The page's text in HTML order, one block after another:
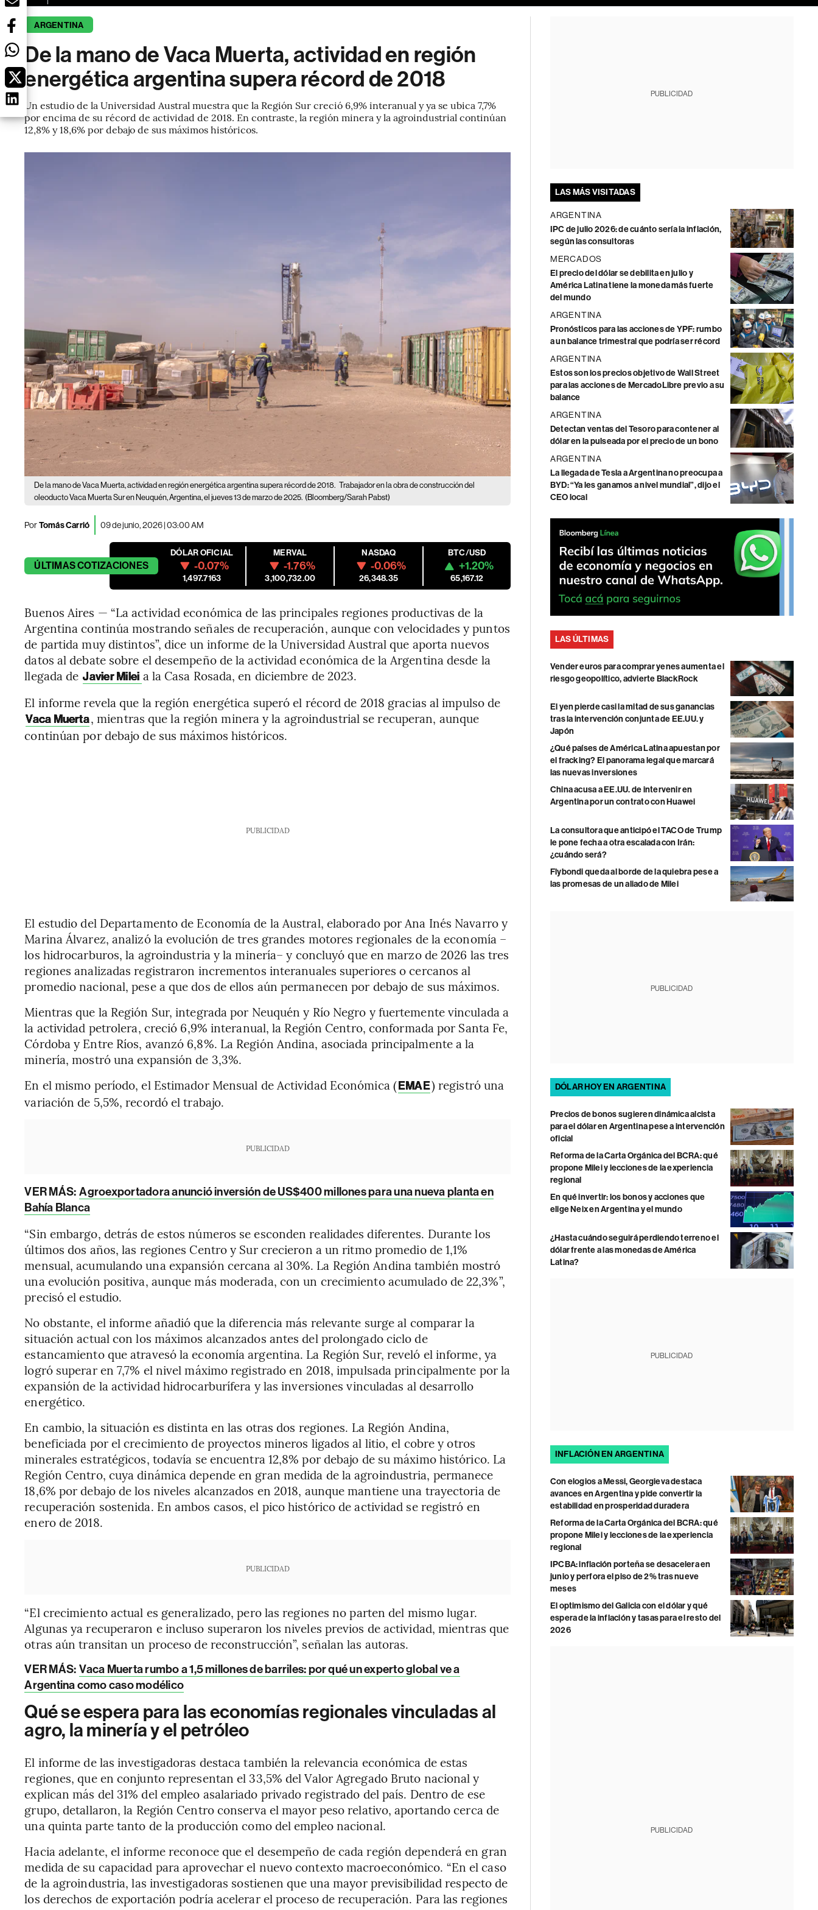
ARGENTINA
De la mano de Vaca Muerta, actividad en región
energética argentina supera récord de 2018
Un estudio de la Universidad Austral muestra que la Región Sur creció 6,9% interanual y ya se ubica 7,7%
por encima de su récord de actividad de 2018. En contraste, la región minera y la agroindustrial continúan
12,8% y 18,6% por debajo de sus máximos históricos.
De la mano de Vaca Muerta, actividad en región energética argentina supera récord de 2018. Trabajador en la obra de construcción del
oleoducto Vaca Muerta Sur en Neuquén, Argentina, el jueves 13 de marzo de 2025. (Bloomberg/Sarah Pabst)
PorTomás Carrió 09 de junio, 2026 | 03:00 AM
ÚLTIMASCOTIZACIONES
DÓLAR OFICIAL
-0.07%
1,497.7163
MERVAL
-1.76%
3,100,732.00
NASDAQ
-0.06%
26,348.35
BTC/USD
+1.20%
65,167.12
Buenos Aires — “La actividad económica de las principales regiones productivas de la
Argentina continúa mostrando señales de recuperación, aunque con velocidades y puntos
de partida muy distintos”, dice un informe de la Universidad Austral que aporta nuevos
datos al debate sobre el desempeño de la actividad económica de la Argentina desde la
llegada de Javier Milei a la Casa Rosada, en diciembre de 2023.
El informe revela que la región energética superó el récord de 2018 gracias al impulso de
Vaca Muerta, mientras que la región minera y la agroindustrial se recuperan, aunque
continúan por debajo de sus máximos históricos.
PUBLICIDAD
El estudio del Departamento de Economía de la Austral, elaborado por Ana Inés Navarro y
Marina Álvarez, analizó la evolución de tres grandes motores regionales de la economía –
los hidrocarburos, la agroindustria y la minería– y concluyó que en marzo de 2026 las tres
regiones analizadas registraron incrementos interanuales superiores o cercanos al
promedio nacional, pese a que dos de ellos aún permanecen por debajo de sus máximos.
Mientras que la Región Sur, integrada por Neuquén y Río Negro y fuertemente vinculada a
la actividad petrolera, creció 6,9% interanual, la Región Centro, conformada por Santa Fe,
Córdoba y Entre Ríos, avanzó 6,8%. La Región Andina, asociada principalmente a la
minería, mostró una expansión de 3,3%.
En el mismo período, el Estimador Mensual de Actividad Económica (EMAE) registró una
variación de 5,5%, recordó el trabajo.
PUBLICIDAD
VER MÁS: Agroexportadora anunció inversión de US$400 millones para una nueva planta en
Bahía Blanca
“Sin embargo, detrás de estos números se esconden realidades diferentes. Durante los
últimos dos años, las regiones Centro y Sur crecieron a un ritmo promedio de 1,1%
mensual, acumulando una expansión cercana al 30%. La Región Andina también mostró
una evolución positiva, aunque más moderada, con un crecimiento acumulado de 22,3%”,
precisó el estudio.
No obstante, el informe añadió que la diferencia más relevante surge al comparar la
situación actual con los máximos alcanzados antes del prolongado ciclo de
estancamiento que atravesó la economía argentina. La Región Sur, reveló el informe, ya
logró superar en 7,7% el nivel máximo registrado en 2018, impulsada principalmente por la
expansión de la actividad hidrocarburífera y las inversiones vinculadas al desarrollo
energético.
En cambio, la situación es distinta en las otras dos regiones. La Región Andina,
beneficiada por el crecimiento de proyectos mineros ligados al litio, el cobre y otros
minerales estratégicos, todavía se encuentra 12,8% por debajo de su máximo histórico. La
Región Centro, cuya dinámica depende en gran medida de la agroindustria, permanece
18,6% por debajo de los niveles alcanzados en 2018, aunque mantiene una trayectoria de
recuperación sostenida. En ambos casos, el pico histórico de actividad se registró en
enero de 2018.
PUBLICIDAD
“El crecimiento actual es generalizado, pero las regiones no parten del mismo lugar.
Algunas ya recuperaron e incluso superaron los niveles previos de actividad, mientras que
otras aún transitan un proceso de reconstrucción”, señalan las autoras.
VER MÁS: Vaca Muerta rumbo a 1,5 millones de barriles: por qué un experto global ve a
Argentina como caso modélico
Qué se espera para las economías regionales vinculadas al
agro, la minería y el petróleo
El informe de las investigadoras destaca también la relevancia económica de estas
regiones, que en conjunto representan el 33,5% del Valor Agregado Bruto nacional y
explican más del 31% del empleo asalariado privado registrado del país. Dentro de ese
grupo, detallaron, la Región Centro conserva el mayor peso relativo, aportando cerca de
una quinta parte tanto de la producción como del empleo nacional.
Hacia adelante, el informe reconoce que el desempeño de cada región dependerá en gran
medida de su capacidad para aprovechar el nuevo contexto macroeconómico. “En el caso
de la agroindustria, las investigadoras sostienen que una mayor previsibilidad respecto de
los derechos de exportación podría acelerar el proceso de recuperación. Para las regiones
PUBLICIDAD
LAS MÁS VISITADAS
ARGENTINA
IPC de julio 2026: de cuánto sería la inflación,
según las consultoras
MERCADOS
El precio del dólar se debilita en julio y
América Latina tiene la moneda más fuerte
del mundo
ARGENTINA
Pronósticos para las acciones de YPF: rumbo
a un balance trimestral que podría ser récord
ARGENTINA
Estos son los precios objetivo de Wall Street
para las acciones de MercadoLibre previo a su
balance
ARGENTINA
Detectan ventas del Tesoro para contener al
dólar en la pulseada por el precio de un bono
ARGENTINA
La llegada de Tesla a Argentina no preocupa a
BYD: “Ya les ganamos a nivel mundial”, dijo el
CEO local
LAS ÚLTIMAS
Vender euros para comprar yenes aumenta el
riesgo geopolítico, advierte BlackRock
El yen pierde casi la mitad de sus ganancias
tras la intervención conjunta de EE.UU. y
Japón
¿Qué países de América Latina apuestan por
el fracking? El panorama legal que marcará
las nuevas inversiones
China acusa a EE.UU. de intervenir en
Argentina por un contrato con Huawei
La consultora que anticipó el TACO de Trump
le pone fecha a otra escalada con Irán:
¿cuándo será?
Flybondi queda al borde de la quiebra pese a
las promesas de un aliado de Milei
PUBLICIDAD
DÓLAR HOY EN ARGENTINA
Precios de bonos sugieren dinámica alcista
para el dólar en Argentina pese a intervención
oficial
Reforma de la Carta Orgánica del BCRA: qué
propone Milei y lecciones de la experiencia
regional
En qué invertir: los bonos y acciones que
elige Neix en Argentina y el mundo
¿Hasta cuándo seguirá perdiendo terreno el
dólar frente a las monedas de América
Latina?
PUBLICIDAD
INFLACIÓN EN ARGENTINA
Con elogios a Messi, Georgieva destaca
avances en Argentina y pide convertir la
estabilidad en prosperidad duradera
Reforma de la Carta Orgánica del BCRA: qué
propone Milei y lecciones de la experiencia
regional
IPCBA: inflación porteña se desacelera en
junio y perfora el piso de 2% tras nueve
meses
El optimismo del Galicia con el dólar y qué
espera de la inflación y tasas para el resto del
2026
PUBLICIDAD